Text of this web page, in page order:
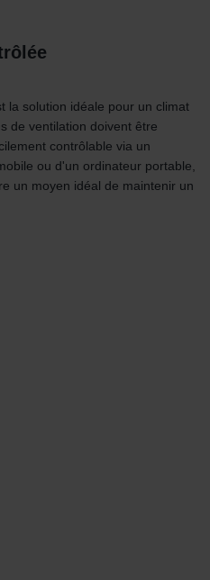
la solution idéale pour un climat
de ventilation doivent être
contrôlable via un
ou d'un ordinateur portable,
un moyen idéal de maintenir un